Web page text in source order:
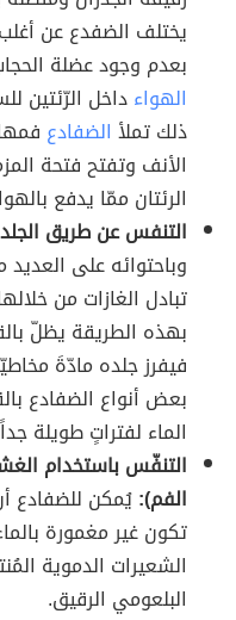
يختلف الضفدع عن أغلب
بعدم وجود عضلة
الهواءداخل الرّئتين
ذلك تملأ الضفادع
الأنف وتفتح فتحة
الرئتان ممّا يدفع
التنفس عن طريق
وباحتوائه على
تبادل الغازات من
بهذه الطريقة يظلّ
فيفرز جلده مادّةَ
بعض أنواع الضفادع
الماء لفتراتٍ طويلة
التنفّس باستخدام
الفم):يُمكن للضفادع
تكون غير مغمورة
الشعيرات الدموية
البلعومي الرقيق.